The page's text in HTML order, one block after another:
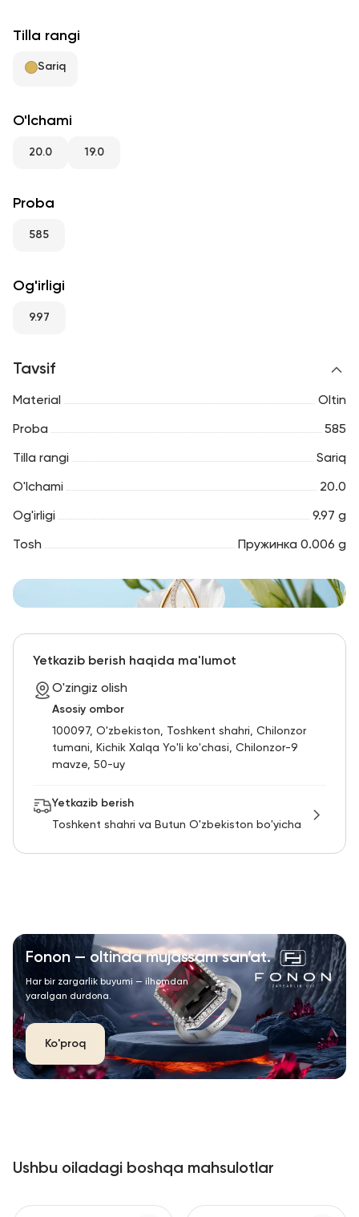
Sevimli
RU
Tilla rangi
Sariq
O'lchami
20.0 19.0
Proba
585
Og'irligi
9.97
Tavsif
Material Oltin
Proba 585
Tilla rangi Sariq
O'lchami 20.0
Og'irligi 9.97 g
Tosh Пружинка 0.006 g
Yetkazib berish haqida ma'lumot
O'zingiz olish
Asosiy ombor
100097, O'zbekiston, Toshkent shahri, Chilonzor
tumani, Kichik Xalqa Yo'li ko'chasi, Chilonzor-9
mavze, 50-uy
Yetkazib berish
Toshkent shahri va Butun O'zbekiston bo'yicha
Fonon — oltinda mujassam san’at.
Har bir zargarlik buyumi — ilhomdan
yaralgan durdona.
Ko'proq
Ushbu oiladagi boshqa mahsulotlar